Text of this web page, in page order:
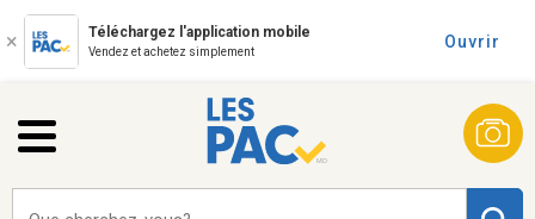
Téléchargez l'application mobile
Vendez et achetez simplement
Ouvrir